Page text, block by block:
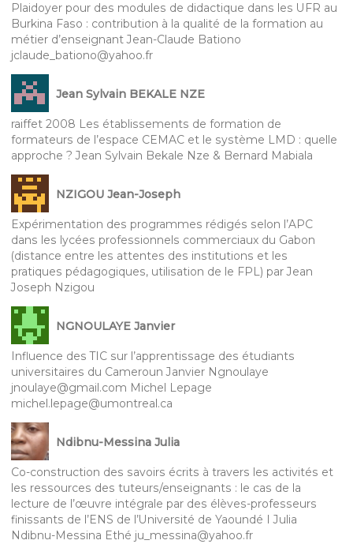
Plaidoyer pour des modules de didactique dans les UFR au
Burkina Faso : contribution à la qualité de la formation au
métier d’enseignant Jean-Claude Bationo
jclaude_bationo@yahoo.fr
Jean Sylvain BEKALE NZE
raiffet 2008 Les établissements de formation de
formateurs de l’espace CEMAC et le système LMD : quelle
approche ? Jean Sylvain Bekale Nze & Bernard Mabiala
NZIGOU Jean-Joseph
Expérimentation des programmes rédigés selon l’APC
dans les lycées professionnels commerciaux du Gabon
(distance entre les attentes des institutions et les
pratiques pédagogiques, utilisation de le FPL) par Jean
Joseph Nzigou
NGNOULAYE Janvier
Influence des TIC sur l’apprentissage des étudiants
universitaires du Cameroun Janvier Ngnoulaye
jnoulaye@gmail.com Michel Lepage
michel.lepage@umontreal.ca
Ndibnu-Messina Julia
Co-construction des savoirs écrits à travers les activités et
les ressources des tuteurs/enseignants : le cas de la
lecture de l’œuvre intégrale par des élèves-professeurs
finissants de l’ENS de l’Université de Yaoundé I Julia
Ndibnu-Messina Ethé ju_messina@yahoo.fr